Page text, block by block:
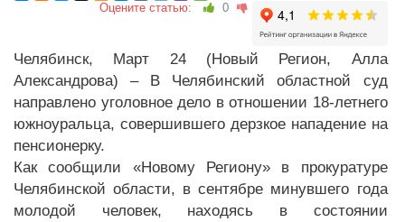
Оцените статью: 0
Челябинск, Март 24 (Новый Регион, Алла
Александрова) – В Челябинский областной суд
направлено уголовное дело в отношении 18-летнего
южноуральца, совершившего дерзкое нападение на
пенсионерку.
Как сообщили «Новому Региону» в прокуратуре
Челябинской области, в сентябре минувшего года
молодой человек, находясь в состоянии